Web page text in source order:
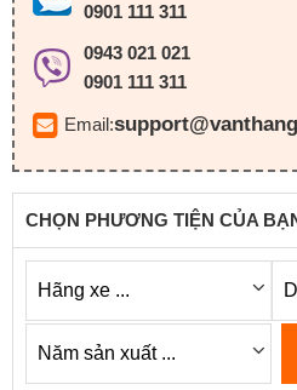
0901 111 311
0943 021 021
0901 111 311
Email:
CHỌN PHƯƠNG TIỆN CỦA